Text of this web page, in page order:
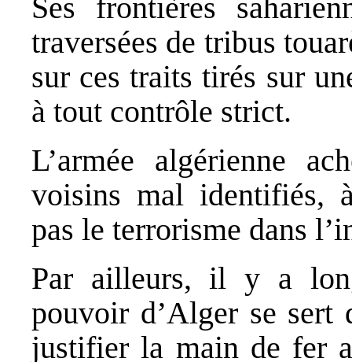
Ses frontières
traversées de tribus
sur ces traits tirés sur
à tout contrôle strict.
L’armée algérienne
voisins mal identifiés,
pas le terrorisme dans
Par ailleurs, il y a
pouvoir d’Alger se sert
justifier la main de fer